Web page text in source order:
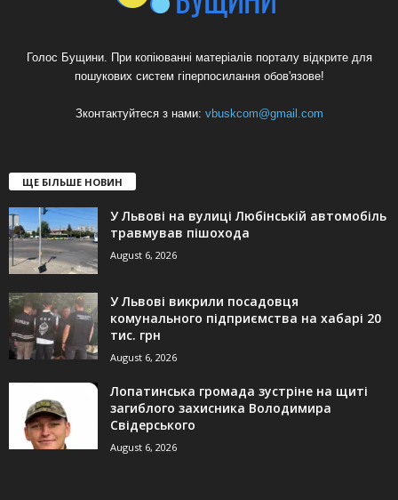
Голос Бущини. При копіюванні матеріалів порталу відкрите для
пошукових систем гіперпосилання обов'язове!
Зконтактуйтеся з нами: vbuskcom@gmail.com
ЩЕ БІЛЬШЕ НОВИН
У Львові на вулиці Любінській автомобіль
травмував пішохода
August 6, 2026
У Львові викрили посадовця
комунального підприємства на хабарі 20
тис. грн
August 6, 2026
Лопатинська громада зустріне на щиті
загиблого захисника Володимира
Свідерського
August 6, 2026